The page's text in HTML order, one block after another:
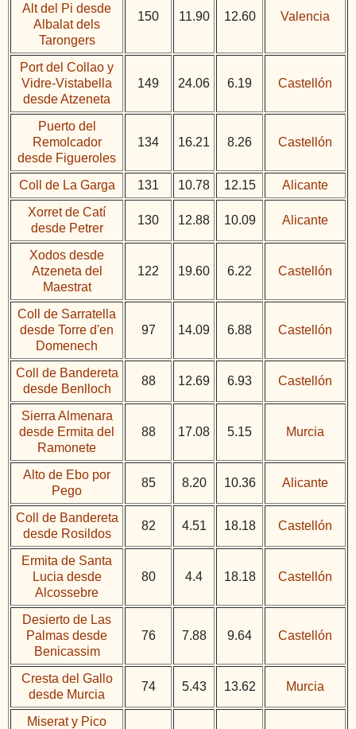
Alt del Pi desde
Albalat dels
Tarongers
150 11.90 12.60 Valencia
Port del Collao y
Vidre-Vistabella
desde Atzeneta
149 24.06 6.19 Castellón
Puerto del
Remolcador
desde Figueroles
134 16.21 8.26 Castellón
Coll de La Garga 131 10.78 12.15
Alicante
Xorret de Catí
desde Petrer
130 12.88 10.09 Alicante
Xodos desde
Atzeneta del
Maestrat
122 19.60 6.22 Castellón
Coll de Sarratella
desde Torre d'en
Domenech
97 14.09 6.88 Castellón
Coll de Bandereta
desde Benlloch
88 12.69 6.93 Castellón
Sierra Almenara
desde Ermita del
Ramonete
88 17.08 5.15 Murcia
Alto de Ebo por
Pego
85 8.20 10.36 Alicante
Coll de Bandereta
desde Rosildos
82 4.51 18.18 Castellón
Ermita de Santa
Lucia desde
Alcossebre
80 4.4 18.18 Castellón
Desierto de Las
Palmas desde
Benicassim
76 7.88 9.64 Castellón
Cresta del Gallo
desde Murcia
74 5.43 13.62 Murcia
Miserat y Pico